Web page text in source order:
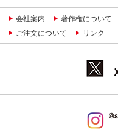
会社案内 著作権について
ご注文について
リンク